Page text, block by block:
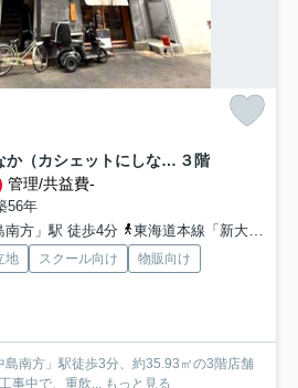
ＣＡＣＨＥＴＴＥにしなか（カシェットにしなか） ３階
管理/共益費-
56年
南方」駅 徒歩4分
東海道本線「新大阪」駅 徒歩10分
地 スクール向け
物販向け
南方」駅徒歩3分、約35.93㎡の3階店舗
事中で、重飲... もっと見る